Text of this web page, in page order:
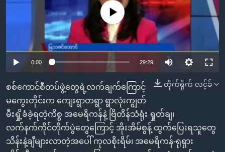
ပင်မ
ညွန်း
စာမျက်နှာ
ကျော်
ကြည့်
ရန်
ရှာဖွေ
ရန်
ရုပ်ရှင်ထဲက အင်္ဂလိပ်စာ
သုတပဒေသာ အင်္ဂလိပ်စာ
ရေဒီယိုနှင့်ရုပ်သံ အချက်အလက်များ
ရေဒီယို/တီဗွီအစီအစဉ်
Learning English
ဘာသာစကားများ
No media source currently available
0:00 29:29
တိုက်ရိုက် လင့်ခ်
စစ်ကောင်စီတပ်ဖွဲ့တွေရဲ့လက်ချက်ကြောင့်
မကွေးတိုင်းက ကျေးရွာတရွာ ရွာလုံးကျွတ်
မီးရှို့ခံခဲ့ရတဲ့ကိစ္စ အမေရိကန်နဲ့ ဗြိတိန်သံရုံး ရှုတ်ချ၊
လက်နက်ကိုင်တိုက်ပွဲတွေကြောင့် အိုးအိမ်စွန့် ထွက်ပြေးရသူတွေ
သိန်းနဲ့ချီများလာတဲ့အပေါ် ကုလစိုးရိမ်၊ အမေရိကန်-ရုရှား